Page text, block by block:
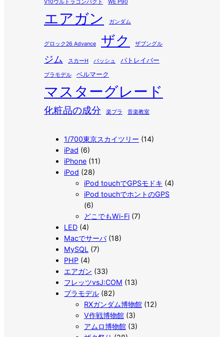
V10ウルトラコンパクト WE P90
エアガン ガンダム
グロック26 Advance ザク ザブングル
ジム スカーH バッシュ パトレイバー
プラモデル ベルマーク
マスターグレード
化粧品の成分 楽プラ 音楽教室
1/700東京スカイツリー (14)
iPad (6)
iPhone (11)
iPod (28)
iPod touchでGPSモドキ (4)
iPod touchでホントのGPS
(6)
どこでもWi-Fi (7)
LED (4)
Macでサーバ(18)
MySQL (7)
PHP (4)
エアガン (33)
フレッツvsJ:COM (13)
プラモデル (82)
RXガンダム博物館 (12)
V作戦博物館 (3)
アムロ博物館 (3)